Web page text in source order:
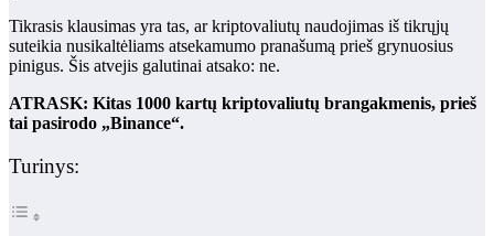
Tikrasis klausimas yra tas, ar kriptovaliutų naudojimas iš tikrųjų
suteikia nusikaltėliams atsekamumo pranašumą prieš grynuosius
pinigus. Šis atvejis galutinai atsako: ne.
ATRASK: Kitas 1000 kartų kriptovaliutų brangakmenis, prieš
tai pasirodo „Binance“.
Turinys: